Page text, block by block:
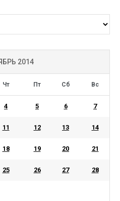
2014
Чт Пт Сб Вс
4 5 6 7
11 12 13 14
18 19 20 21
25 26 27 28